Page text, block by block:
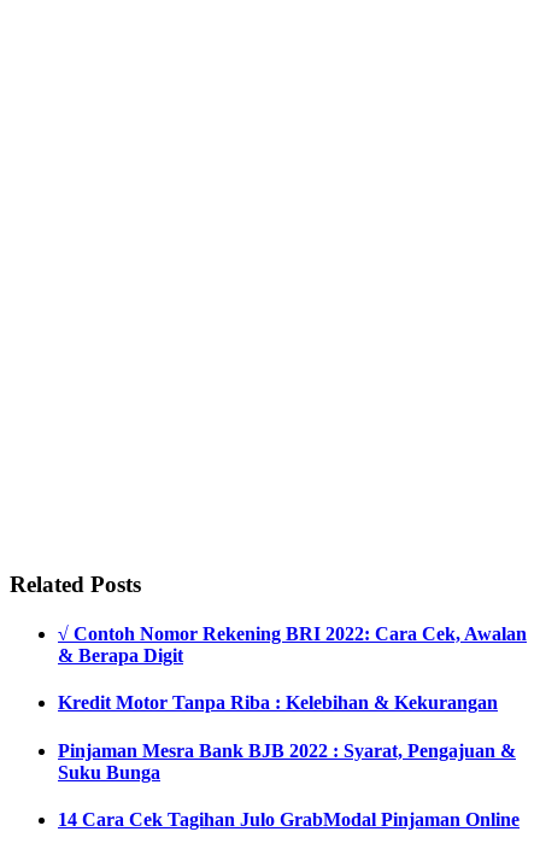
Related Posts
√ Contoh Nomor Rekening BRI 2022: Cara Cek, Awalan
& Berapa Digit
Kredit Motor Tanpa Riba : Kelebihan & Kekurangan
Pinjaman Mesra Bank BJB 2022 : Syarat, Pengajuan &
Suku Bunga
14 Cara Cek Tagihan Julo GrabModal Pinjaman Online